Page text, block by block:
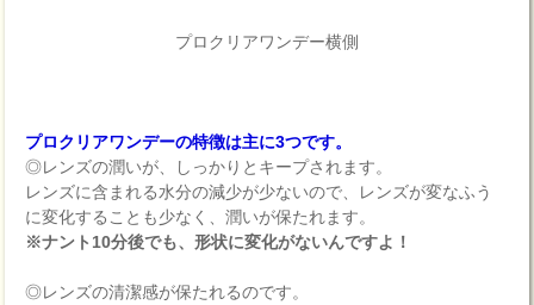
プロクリアワンデー横側
プロクリアワンデーの特徴は主に3つです。
◎レンズの潤いが、しっかりとキープされます。
レンズに含まれる水分の減少が少ないので、レンズが変なふう
に変化することも少なく、潤いが保たれます。
※ナント10分後でも、形状に変化がないんですよ！
◎レンズの清潔感が保たれるのです。